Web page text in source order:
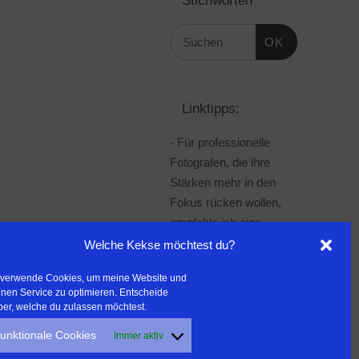
Welche Kekse möchtest du?
verwende Cookies, um meine Website und
Service zu optimieren. Entscheide
welche du zulassen möchtest.
Cookies Immer aktiv
OK
Linktipps:
- Für professionelle
Fotografen, die ihre
Stärken mehr in den
Fokus rücken wollen,
empfehle ich eine
Beratung durch Frau
Wanderfreak.de